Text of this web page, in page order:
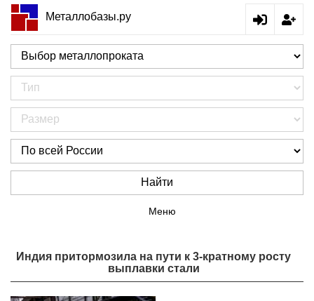
Металлобазы.ру
Найти
Меню
Индия притормозила на пути к 3-кратному росту
выплавки стали